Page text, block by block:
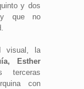
y dos
y que no
visual, la
Esther
terceras
con